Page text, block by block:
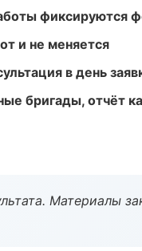
фиксируются
и не меняется
в день
бригады, отчёт
Материалы